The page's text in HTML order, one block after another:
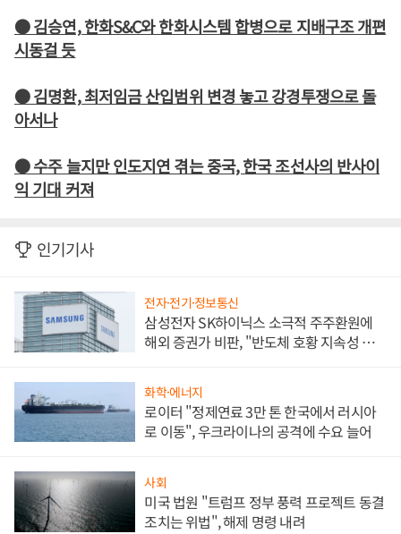
● 김승연, 한화S&C와 한화시스템 합병으로 지배구조 개편
시동걸 듯
● 김명환, 최저임금 산입범위 변경 놓고 강경투쟁으로 돌
아서나
● 수주 늘지만 인도지연 겪는 중국, 한국 조선사의 반사이
익 기대 커져
인기기사
전자·전기·정보통신
삼성전자 SK하이닉스 소극적 주주환원에
해외 증권가 비판, "반도체 호황 지속성 의
화학·에너지
로이터 "정제연료 3만 톤 한국에서 러시아
로 이동", 우크라이나의 공격에 수요 늘어
사회
미국 법원 "트럼프 정부 풍력 프로젝트 동결
조치는 위법", 해제 명령 내려